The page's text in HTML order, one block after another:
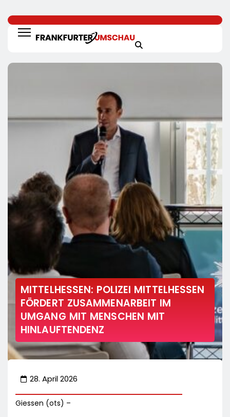
MITTELHESSEN: POLIZEI MITTELHESSEN
FÖRDERT ZUSAMMENARBEIT IM
UMGANG MIT MENSCHEN MIT
HINLAUFTENDENZ
28. April 2026
Giessen (ots) –